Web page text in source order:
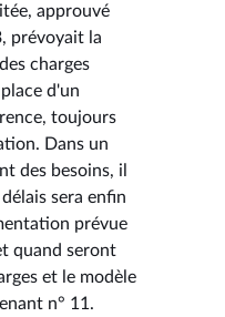
approuvé
prévoyait la
charges
d'un
toujours
Dans un
des besoins, il
sera enfin
prévue
quand seront
et le modèle
n° 11.